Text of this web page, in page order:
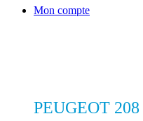
Mon compte
PEUGEOT